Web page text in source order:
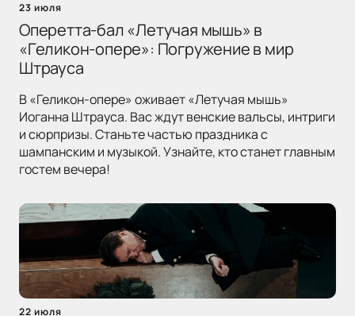
23 июля
Оперетта-бал «Летучая мышь» в
«Геликон-опере»: Погружение в мир
Штрауса
В «Геликон-опере» оживает «Летучая мышь»
Иоганна Штрауса. Вас ждут венские вальсы, интриги
и сюрпризы. Станьте частью праздника с
шампанским и музыкой. Узнайте, кто станет главным
гостем вечера!
22 июля